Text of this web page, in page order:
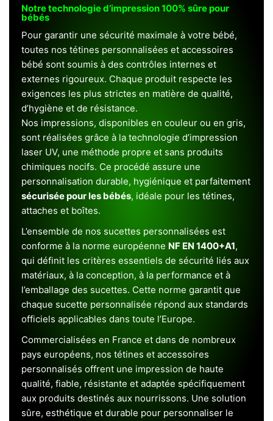
Notre technologie d’impression 100% sûre pour
bébés
Pour garantir une sécurité maximale à votre bébé,
toutes nos tétines personnalisées et accessoires
bébé sont soumis à des contrôles internes et
externes rigoureux. Chaque produit respecte les
exigences les plus strictes en matière de qualité,
d’hygiène et de résistance.
Nos impressions, disponibles en couleur ou en gris,
sont réalisées grâce à la technologie d’impression
laser UV, une méthode propre et sans produits
chimiques nocifs. Ce procédé assure une
personnalisation durable, hygiénique et parfaitement
sécurisée pour les bébés, idéale pour les tétines,
attaches et boîtes.
L’ensemble de nos sucettes personnalisées est
conforme à la norme européenne NF EN 1400+A1,
qui définit les critères essentiels de sécurité liés aux
matériaux, à la conception, à la performance et à
l’emballage des sucettes. Cette norme garantit que
chaque sucette personnalisée répond aux standards
officiels applicables dans toute l’Europe.
Commercialisées en France et dans de nombreux
pays européens, nos tétines et accessoires
personnalisés offrent une impression de haute
qualité, fiable, résistante et adaptée spécifiquement
aux produits destinés aux nourrissons. Une solution
sûre, esthétique et durable pour personnaliser le